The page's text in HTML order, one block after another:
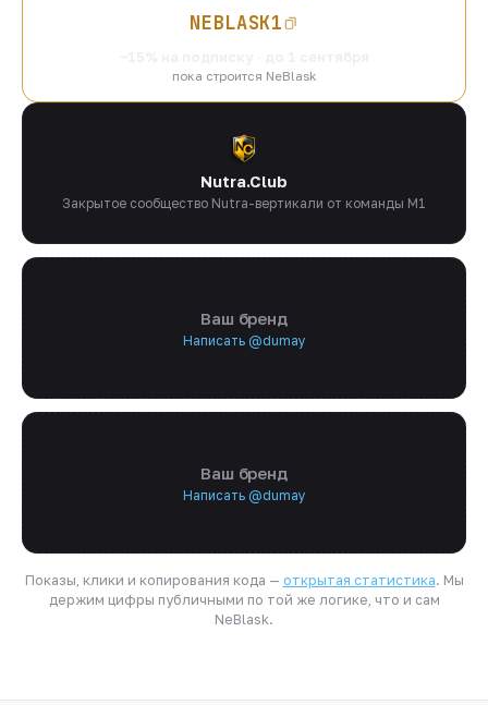
NEBLASK1
пока строится NeBlask
Nutra.Club
Закрытое сообщество Nutra-вертикали от команды M1
Ваш бренд
Написать @dumay
Ваш бренд
Написать @dumay
Показы, клики и копирования кода — открытая статистика. Мы
держим цифры публичными по той же логике, что и сам
NeBlask.